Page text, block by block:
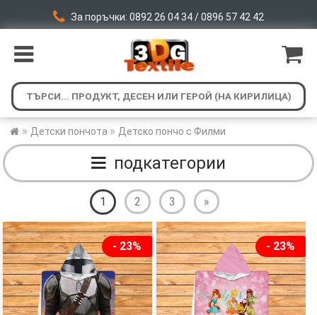
За поръчки: 0892 26 04 34 / 0896 57 42 42
» Детски пончота » Детско пончо с Филми
подкатегории
1 2 3 »
- 23% - 23%